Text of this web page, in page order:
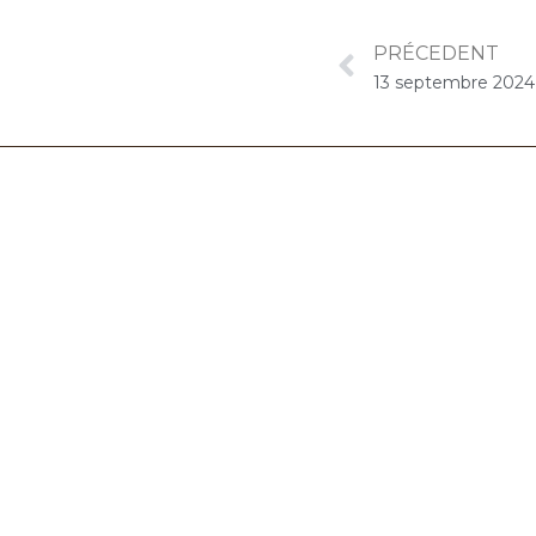
PRÉCEDENT